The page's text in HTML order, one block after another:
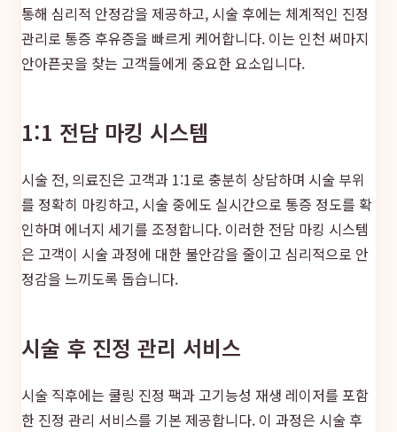
통해 심리적 안정감을 제공하고, 시술 후에는 체계적인 진정
관리로 통증 후유증을 빠르게 케어합니다. 이는 인천 써마지
안아픈곳을 찾는 고객들에게 중요한 요소입니다.
1:1 전담 마킹 시스템
시술 전, 의료진은 고객과 1:1로 충분히 상담하며 시술 부위
를 정확히 마킹하고, 시술 중에도 실시간으로 통증 정도를 확
인하며 에너지 세기를 조정합니다. 이러한 전담 마킹 시스템
은 고객이 시술 과정에 대한 불안감을 줄이고 심리적으로 안
정감을 느끼도록 돕습니다.
시술 후 진정 관리 서비스
시술 직후에는 쿨링 진정 팩과 고기능성 재생 레이저를 포함
한 진정 관리 서비스를 기본 제공합니다. 이 과정은 시술 후